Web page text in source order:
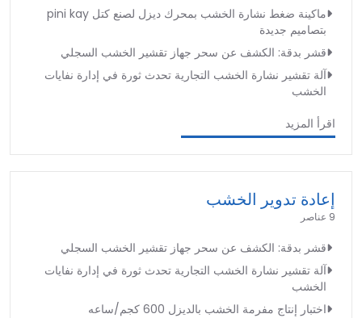
ماكينة ضغط نشارة الخشب بمحرك ديزل لصنع كتل pini kay
بتصاميم جديدة
قشر بدقة: الكشف عن سحر جهاز تقشير الخشب السجلي
آلة تقشير نشارة الخشب التجارية تحدث ثورة في إدارة نفايات
الخشب
اقرأ المزيد
إعادة تدوير الخشب
9 عناصر
قشر بدقة: الكشف عن سحر جهاز تقشير الخشب السجلي
آلة تقشير نشارة الخشب التجارية تحدث ثورة في إدارة نفايات
الخشب
اختبار إنتاج مفرمة الخشب بالديزل 600 كجم/ساعه